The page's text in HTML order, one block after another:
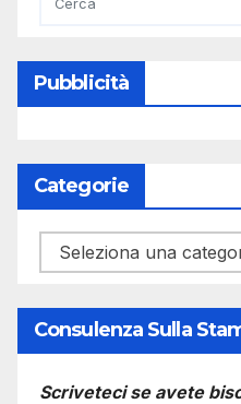
Pubblicità
Categorie
Categorie
Consulenza Sulla
Scriveteci se avete